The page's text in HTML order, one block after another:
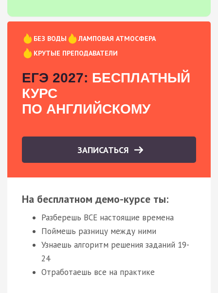
БЕЗ ВОДЫ
ЛАМПОВАЯ АТМОСФЕРА
КРУТЫЕ ПРЕПОДАВАТЕЛИ
ЕГЭ 2027: БЕСПЛАТНЫЙ
КУРС
ПО АНГЛИЙСКОМУ
ЗАПИСАТЬСЯ
На бесплатном демо-курсе ты:
Разберешь ВСЕ настоящие времена
Поймешь разницу между ними
Узнаешь алгоритм решения заданий 19-
24
Отработаешь все на практике